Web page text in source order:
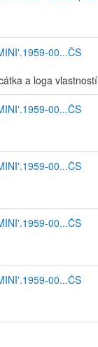
00...ČS
a loga vlastností
00...ČS
00...ČS
00...ČS
00...ČS